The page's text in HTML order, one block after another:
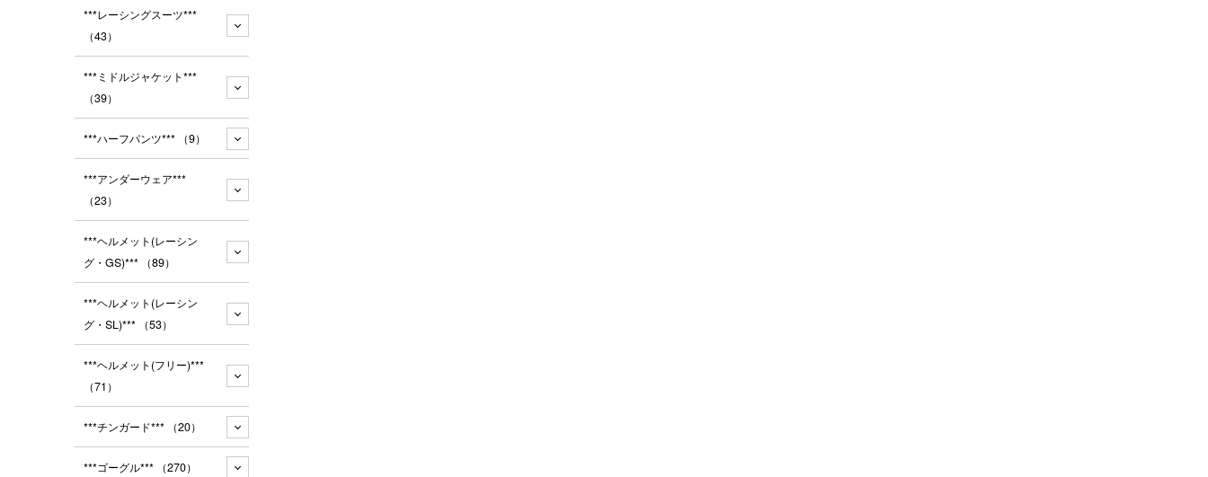
***レーシングスーツ***
（43）
***ミドルジャケット***
（39）
***ハーフパンツ*** （9）
***アンダーウェア***
（23）
***ヘルメット(レーシン
グ・GS)*** （89）
***ヘルメット(レーシン
グ・SL)*** （53）
***ヘルメット(フリー)***
（71）
***チンガード*** （20）
***ゴーグル*** （270）